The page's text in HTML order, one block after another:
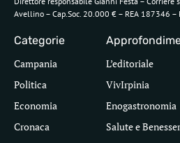
Avellino – Cap.Soc. 20.000 € – REA 187346 –
Categorie
Campania
Politica
Economia
Cronaca
L’editoriale
VivIrpinia
Enogastronomia
Salute e